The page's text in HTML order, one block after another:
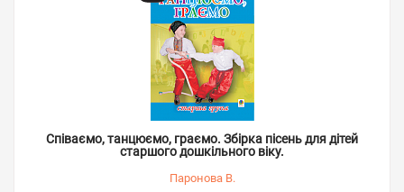
Співаємо, танцюємо, граємо. Збірка пісень для дітей
старшого дошкільного віку.
Паронова В.